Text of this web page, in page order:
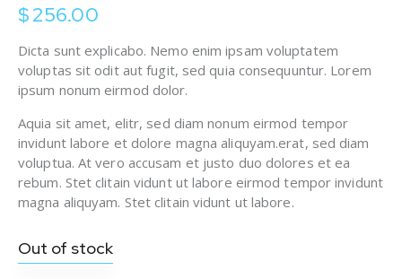
$256.00
Dicta sunt explicabo. Nemo enim ipsam voluptatem
voluptas sit odit aut fugit, sed quia consequuntur. Lorem
ipsum nonum eirmod dolor.
Aquia sit amet, elitr, sed diam nonum eirmod tempor
invidunt labore et dolore magna aliquyam.erat, sed diam
voluptua. At vero accusam et justo duo dolores et ea
rebum. Stet clitain vidunt ut labore eirmod tempor invidunt
magna aliquyam. Stet clitain vidunt ut labore.
Out of stock